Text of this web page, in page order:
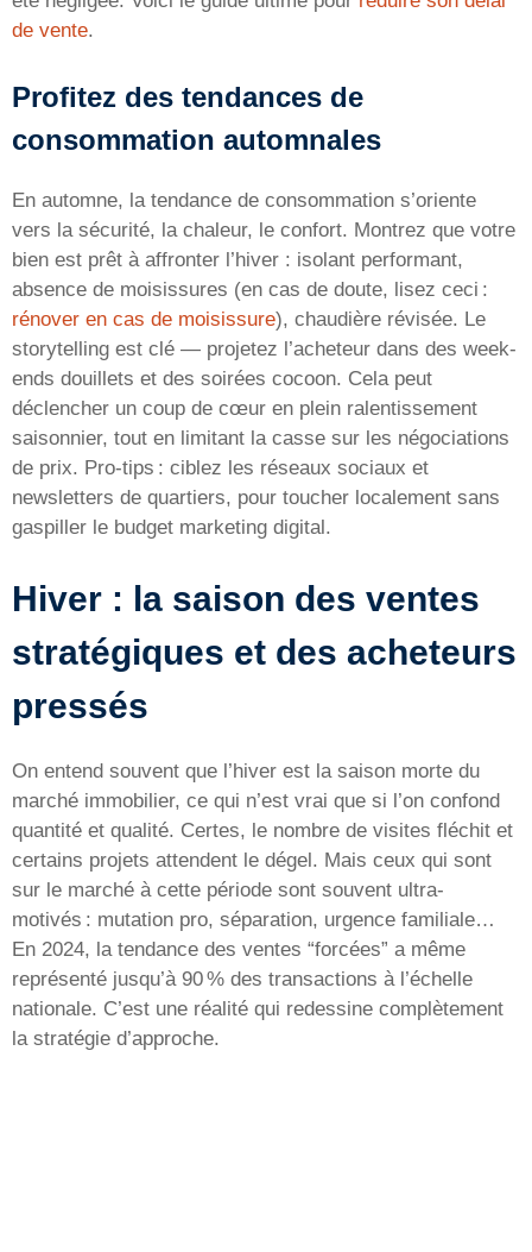
de vente.
Profitez des tendances de
consommation automnales
En automne, la tendance de consommation s’oriente
vers la sécurité, la chaleur, le confort. Montrez que votre
bien est prêt à affronter l’hiver : isolant performant,
absence de moisissures (en cas de doute, lisez ceci :
rénover en cas de moisissure), chaudière révisée. Le
storytelling est clé — projetez l’acheteur dans des week-
ends douillets et des soirées cocoon. Cela peut
déclencher un coup de cœur en plein ralentissement
saisonnier, tout en limitant la casse sur les négociations
de prix. Pro-tips : ciblez les réseaux sociaux et
newsletters de quartiers, pour toucher localement sans
gaspiller le budget marketing digital.
Hiver : la saison des ventes
stratégiques et des acheteurs
pressés
On entend souvent que l’hiver est la saison morte du
marché immobilier, ce qui n’est vrai que si l’on confond
quantité et qualité. Certes, le nombre de visites fléchit et
certains projets attendent le dégel. Mais ceux qui sont
sur le marché à cette période sont souvent ultra-
motivés : mutation pro, séparation, urgence familiale…
En 2024, la tendance des ventes “forcées” a même
représenté jusqu’à 90 % des transactions à l’échelle
nationale. C’est une réalité qui redessine complètement
la stratégie d’approche.